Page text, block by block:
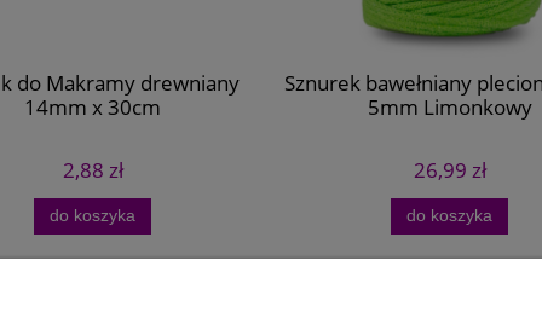
do Makramy drewniany
14mm x 30cm
2,88 zł
do koszyka
Sznurek bawełniany
5mm Limonkowy
26,99 zł
do koszyka